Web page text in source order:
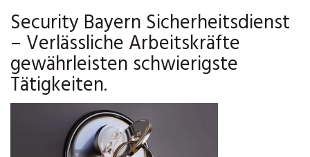
Security Bayern Sicherheitsdienst
– Verlässliche Arbeitskräfte
gewährleisten schwierigste
Tätigkeiten.